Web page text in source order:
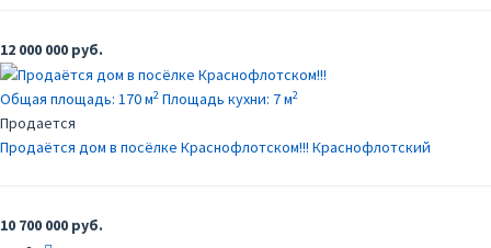
12 000 000 руб.
Общая площадь: 170 м2 Площадь кухни: 7 м2
Продается
Продаётся дом в посёлке Краснофлотском!!! Краснофлотский
10 700 000 руб.